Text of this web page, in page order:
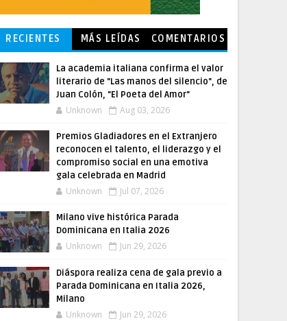
RECIENTES MÁS LEÍDAS COMENTARIOS
La academia italiana confirma el valor
literario de "Las manos del silencio", de
Juan Colón, "El Poeta del Amor"
Unknown Aug 03, 2026
Premios Gladiadores en el Extranjero
reconocen el talento, el liderazgo y el
compromiso social en una emotiva
gala celebrada en Madrid
Unknown Jul 07, 2026
Milano vive histórica Parada
Dominicana en Italia 2026
Unknown Jun 29, 2026
Diáspora realiza cena de gala previo a
Parada Dominicana en Italia 2026,
Milano
Unknown Jun 29, 2026